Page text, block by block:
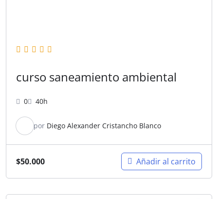
curso saneamiento ambiental
0 40h
por Diego Alexander Cristancho Blanco
$50.000 Añadir al carrito